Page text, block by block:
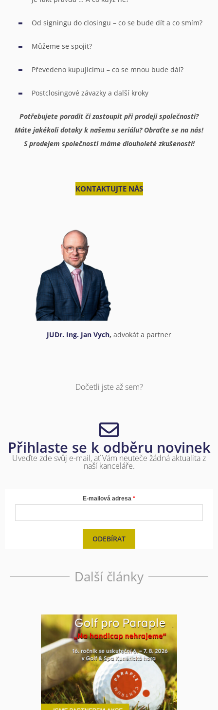
Od signingu do closingu – co se bude dít a co smím?
Můžeme se spojit?
Převedeno kupujícímu – co se mnou bude dál?
Postclosingové závazky a další kroky
Potřebujete poradit či zastoupit při prodeji společnosti?
Máte jakékoli dotaky k našemu seriálu? Obraťte se na nás!
S prodejem společností máme dlouholeté zkušenosti!
KONTAKTUJTE NÁS
JUDr. Ing. Jan Vych, advokát a partner
Dočetli jste až sem?
Přihlaste se k odběru novinek
Uveďte zde svůj e-mail, ať Vám neuteče žádná aktualita z
naší kanceláře.
E-mailová adresa
ODEBÍRAT
Další články